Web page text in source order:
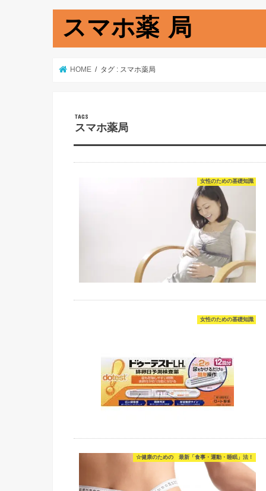
スマホ薬 局
HOME タグ : スマホ薬局
スマホ薬局
女性のための基礎知識
女性のための基礎知識
☆健康のための 最新「食事・運動・睡眠」法！